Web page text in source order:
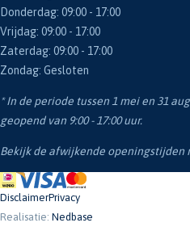
Donderdag: 09:00 - 17:00
Vrijdag: 09:00 - 17:00
Zaterdag: 09:00 - 17:00
Zondag: Gesloten
* In de periode tussen 1 mei en 31
geopend van 9:00 - 17:00 uur.
Bekijk de afwijkende openingstijden
DisclaimerPrivacy
Realisatie: Nedbase